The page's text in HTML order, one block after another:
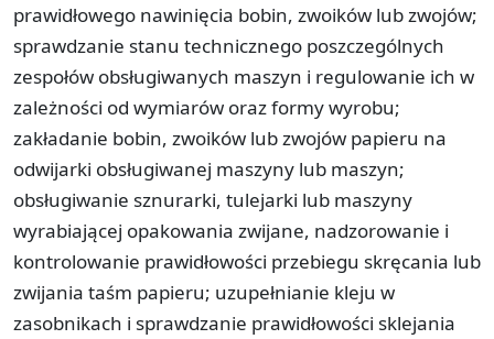
prawidłowego nawinięcia bobin, zwoików lub zwojów;
sprawdzanie stanu technicznego poszczególnych
zespołów obsługiwanych maszyn i regulowanie ich w
zależności od wymiarów oraz formy wyrobu;
zakładanie bobin, zwoików lub zwojów papieru na
odwijarki obsługiwanej maszyny lub maszyn;
obsługiwanie sznurarki, tulejarki lub maszyny
wyrabiającej opakowania zwijane, nadzorowanie i
kontrolowanie prawidłowości przebiegu skręcania lub
zwijania taśm papieru; uzupełnianie kleju w
zasobnikach i sprawdzanie prawidłowości sklejania